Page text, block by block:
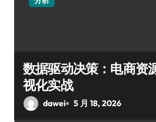
数据驱动决策：电商资
视化实战
dawei 5 月 18, 2026